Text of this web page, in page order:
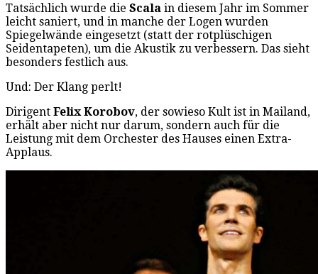
Tatsächlich wurde die Scala in diesem Jahr im Sommer
leicht saniert, und in manche der Logen wurden
Spiegelwände eingesetzt (statt der rotplüschigen
Seidentapeten), um die Akustik zu verbessern. Das sieht
besonders festlich aus.
Und: Der Klang perlt!
Dirigent Felix Korobov, der sowieso Kult ist in Mailand,
erhält aber nicht nur darum, sondern auch für die
Leistung mit dem Orchester des Hauses einen Extra-
Applaus.